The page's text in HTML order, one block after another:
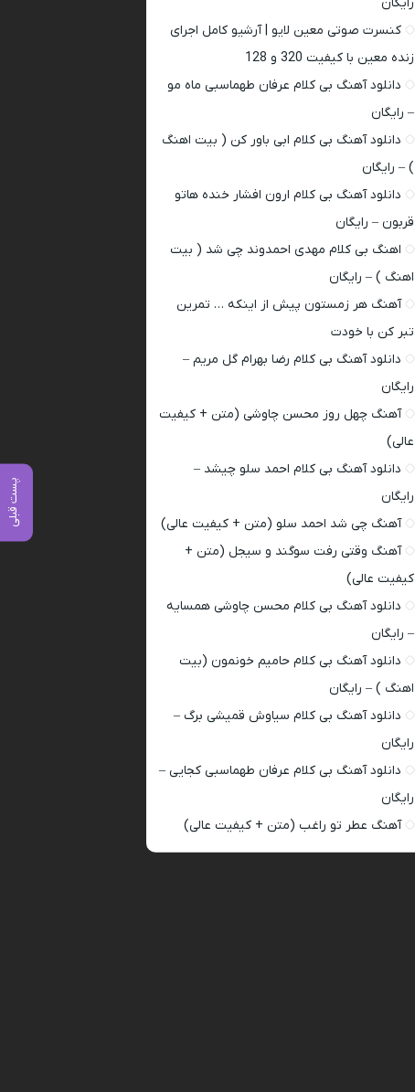
پست قبلی
کنسرت صوتی معین لایو | آرشیو کامل اجرای
زنده معین با کیفیت 320 و 128
دانلود آهنگ بی کلام عرفان طهماسبی ماه مو
– رایگان
دانلود آهنگ بی کلام ابی باور کن ( بیت اهنگ
) – رایگان
دانلود آهنگ بی کلام ارون افشار خنده هاتو
قربون – رایگان
اهنگ بی کلام مهدی احمدوند چی شد ( بیت
اهنگ ) – رایگان
آهنگ هر زمستون پیش از اینکه … تمرین
تبر کن با خودت
دانلود آهنگ بی کلام رضا بهرام گل مریم –
رایگان
آهنگ چهل روز محسن چاوشی (متن + کیفیت
عالی)
دانلود آهنگ بی کلام احمد سلو چیشد –
رایگان
آهنگ چی شد احمد سلو (متن + کیفیت عالی)
آهنگ وقتی رفت سوگند و سیجل (متن +
کیفیت عالی)
دانلود آهنگ بی کلام محسن چاوشی همسایه
– رایگان
دانلود آهنگ بی کلام حامیم خونمون (بیت
اهنگ ) – رایگان
دانلود آهنگ بی کلام سیاوش قمیشی برگ –
رایگان
دانلود آهنگ بی کلام عرفان طهماسبی کجایی –
رایگان
آهنگ عطر تو راغب (متن + کیفیت عالی)